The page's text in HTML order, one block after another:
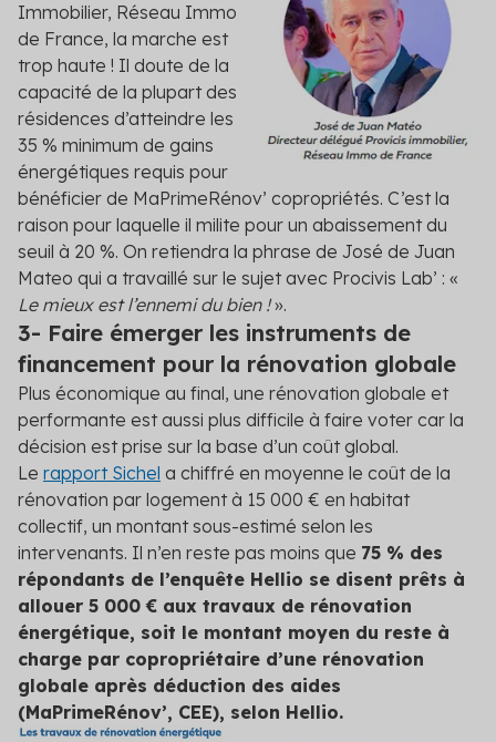
Immobilier, Réseau Immo
de France, la marche est
trop haute ! Il doute de la
capacité de la plupart des
résidences d’atteindre les
35 % minimum de gains
énergétiques requis pour
bénéficier de MaPrimeRénov’ copropriétés. C’est la
raison pour laquelle il milite pour un abaissement du
seuil à 20 %. On retiendra la phrase de José de Juan
Mateo qui a travaillé sur le sujet avec Procivis Lab’ : «
Le mieux est l’ennemi du bien !».
3- Faire émerger les instruments de
financement pour la rénovation globale
Plus économique au final, une rénovation globale et
performante est aussi plus difficile à faire voter car la
décision est prise sur la base d’un coût global.
Le rapport Sichel a chiffré en moyenne le coût de la
rénovation par logement à 15 000 € en habitat
collectif, un montant sous-estimé selon les
intervenants. Il n’en reste pas moins que 75 % des
répondants de l’enquête Hellio se disent prêts à
allouer 5 000 € aux travaux de rénovation
énergétique, soit le montant moyen du reste à
charge par copropriétaire d’une rénovation
globale après déduction des aides
(MaPrimeRénov’, CEE), selon Hellio.